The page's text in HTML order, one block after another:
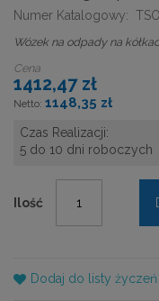
Numer Katalogowy:
Wózek na odpady na
Cena
1412,47 zł
1148,35 zł
Czas Realizacji:
5 do 10 dni roboczych
Ilość
Dodaj do listy życzeń